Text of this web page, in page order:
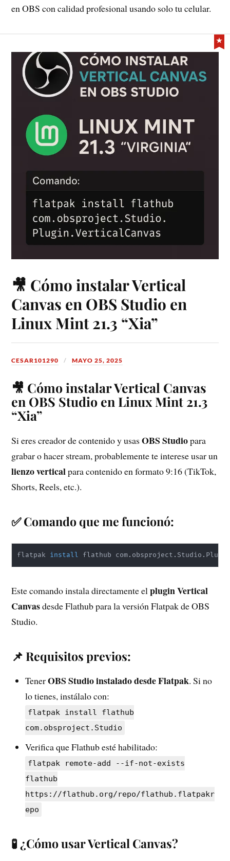
en OBS con calidad profesional usando solo tu celular.
🎥 Cómo instalar Vertical
Canvas en OBS Studio en
Linux Mint 21.3 “Xia”
CESAR101290 MAYO 25, 2025
🎥 Cómo instalar Vertical Canvas
en OBS Studio en Linux Mint 21.3
“Xia”
Si eres creador de contenido y usasOBS Studiopara
grabar o hacer stream, probablemente te interese usar un
lienzo verticalpara contenido en formato 9:16 (TikTok,
Shorts, Reels, etc.).
✅ Comando que me funcionó:
flatpak install flathub
Este comando instala directamente elplugin Vertical
Canvasdesde Flathub para la versión Flatpak de OBS
Studio.
📌 Requisitos previos:
TenerOBS Studio instalado desde Flatpak. Si no
lo tienes, instálalo con:
flatpak install flathub
com.obsproject.Studio
Verifica que Flathub esté habilitado:
flatpak remote-add --if-not-exists
flathub
https://flathub.org/repo/flathub.flatpakr
epo
🧪 ¿Cómo usar Vertical Canvas?